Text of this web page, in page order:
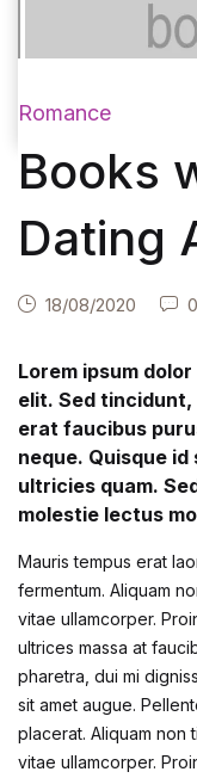
Romance
Books
Dating
18/08/2020
Lorem ipsum
elit. Sed tincidunt,
erat faucibus
neque. Quisque id
ultricies quam.
molestie lectus
Mauris tempus erat
fermentum. Aliquam
vitae ullamcorper.
ultrices massa at
pharetra, dui mi
sit amet augue.
placerat. Aliquam non
vitae ullamcorper.